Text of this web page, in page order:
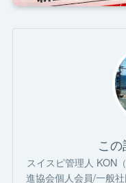
こ
スイスピ管理人 KON
進協会個人会員/一般